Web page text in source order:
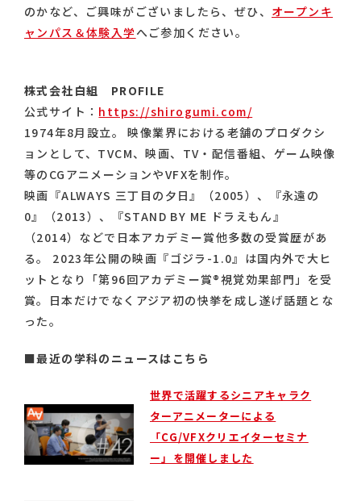
のかなど、ご興味がございましたら、ぜひ、 オープンキ
ャンパス＆体験入学 へご参加ください。
株式会社白組 PROFILE
公式サイト： https://shirogumi.com/
1974年8月設立。 映像業界における老舗のプロダクシ
ョンとして、TVCM、映画、TV・配信番組、ゲーム映像
等のCGアニメーションやVFXを制作。
映画『ALWAYS 三丁目の夕日』（2005）、『永遠の
0』（2013）、『STAND BY ME ドラえもん』
（2014）などで日本アカデミー賞他多数の受賞歴があ
る。 2023年公開の映画『ゴジラ-1.0』は国内外で大ヒ
ットとなり「第96回アカデミー賞®︎視覚効果部門」を受
賞。日本だけでなくアジア初の快挙を成し遂げ話題とな
った。
■最近の学科のニュースはこちら
世界で活躍するシニアキャラク
ターアニメーターによる
「CG/VFXクリエイターセミナ
ー」を開催しました